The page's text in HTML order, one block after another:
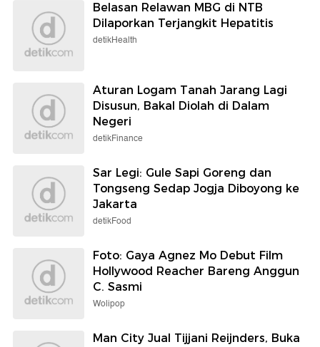
Belasan Relawan MBG di NTB
Dilaporkan Terjangkit Hepatitis
detikHealth
Aturan Logam Tanah Jarang Lagi
Disusun, Bakal Diolah di Dalam
Negeri
detikFinance
Sar Legi: Gule Sapi Goreng dan
Tongseng Sedap Jogja Diboyong ke
Jakarta
detikFood
Foto: Gaya Agnez Mo Debut Film
Hollywood Reacher Bareng Anggun
C. Sasmi
Wolipop
Man City Jual Tijjani Reijnders, Buka